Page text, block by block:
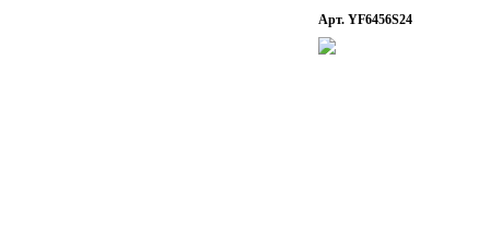
Арт. YF6456S24